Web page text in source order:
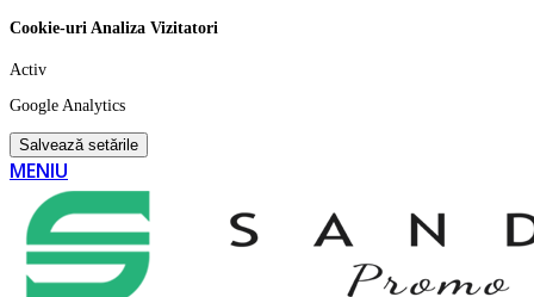
Cookie-uri Analiza Vizitatori
Activ
Google Analytics
Salvează setările
MENIU